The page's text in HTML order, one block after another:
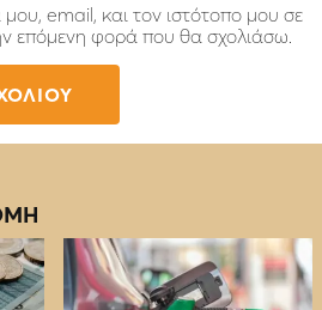
email, και τον ιστότοπο μου σε
επόμενη φορά που θα σχολιάσω.